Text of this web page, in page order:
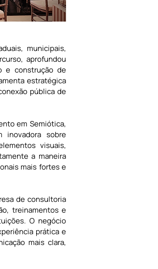
municipais,
aprofundou
e construção de
estratégica
pública de
em Semiótica,
inovadora sobre
visuais,
a maneira
mais fortes e
de consultoria
treinamentos e
O negócio
prática e
mais clara,